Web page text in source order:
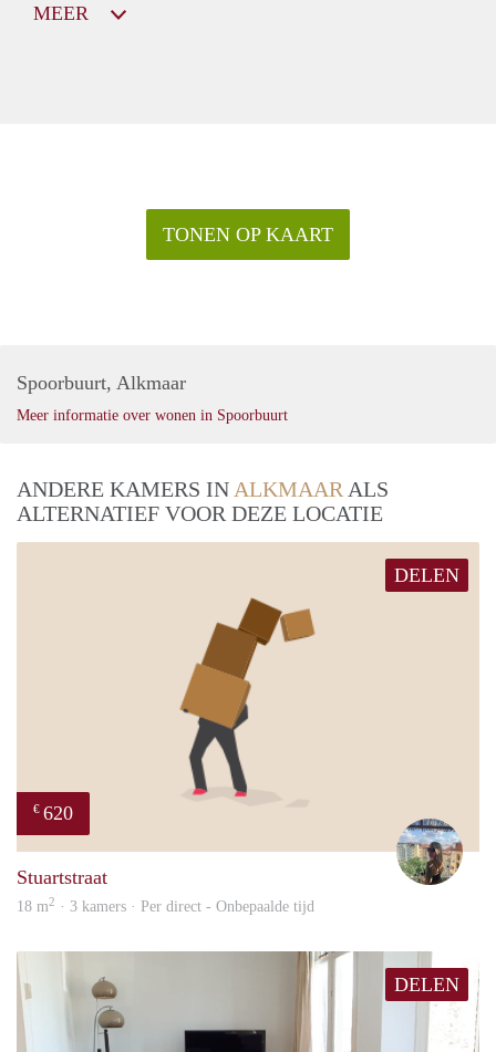
MEER
TONEN OP KAART
Spoorbuurt, Alkmaar
Meer informatie over wonen in Spoorbuurt
ANDERE KAMERS IN ALKMAAR ALS
ALTERNATIEF VOOR DEZE LOCATIE
DELEN
€ 620
Stuartstraat
18 m2 · 3 kamers · Per direct - Onbepaalde tijd
DELEN